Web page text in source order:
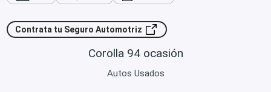
Contrata tu Seguro Automotriz
Corolla 94 ocasión
Autos Usados